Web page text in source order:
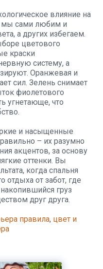
влияние на
мы сами любим и
а других избегаем.
цветового
краски
систему, а
Оранжевая и
сил. Зелень снимает
фиолетового
угнетающе, что
и насыщенные
– их разумно
акцентов, за основу
оттенки. Вы
когда спальня
отдыха от забот, где
груз
друг друга.
правила, цвет и